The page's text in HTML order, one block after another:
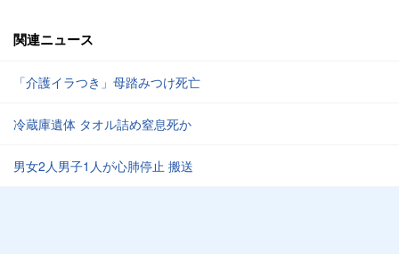
関連ニュース
「介護イラつき」母踏みつけ死亡
冷蔵庫遺体 タオル詰め窒息死か
男女2人男子1人が心肺停止 搬送